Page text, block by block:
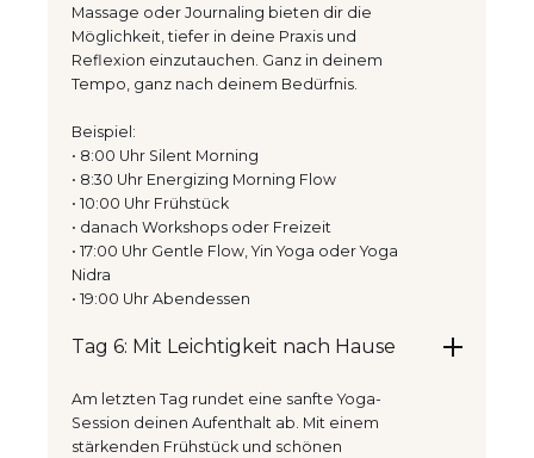
Massage oder Journaling bieten dir die
Möglichkeit, tiefer in deine Praxis und
Reflexion einzutauchen. Ganz in deinem
Tempo, ganz nach deinem Bedürfnis.
Beispiel:
• 8:00 Uhr Silent Morning
• 8:30 Uhr Energizing Morning Flow
• 10:00 Uhr Frühstück
• danach Workshops oder Freizeit
• 17:00 Uhr Gentle Flow, Yin Yoga oder Yoga
Nidra
• 19:00 Uhr Abendessen
Tag 6: Mit Leichtigkeit nach Hause
Am letzten Tag rundet eine sanfte Yoga-
Session deinen Aufenthalt ab. Mit einem
stärkenden Frühstück und schönen